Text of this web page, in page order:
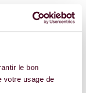
le bon
votre usage de
dans cette démarche
dois savoir surla
!